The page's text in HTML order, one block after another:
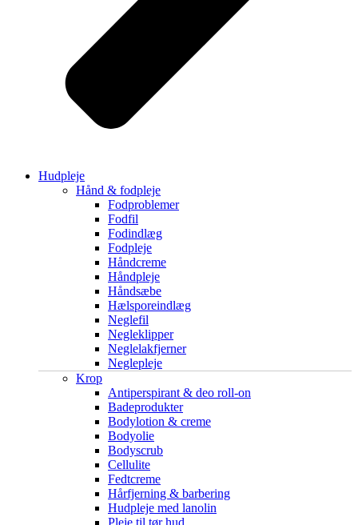
Hudpleje
Hånd & fodpleje
Fodproblemer
Fodfil
Fodindlæg
Fodpleje
Håndcreme
Håndpleje
Håndsæbe
Hælsporeindlæg
Neglefil
Negleklipper
Neglelakfjerner
Neglepleje
Krop
Antiperspirant & deo roll-on
Badeprodukter
Bodylotion & creme
Bodyolie
Bodyscrub
Cellulite
Fedtcreme
Hårfjerning & barbering
Hudpleje med lanolin
Pleje til tør hud